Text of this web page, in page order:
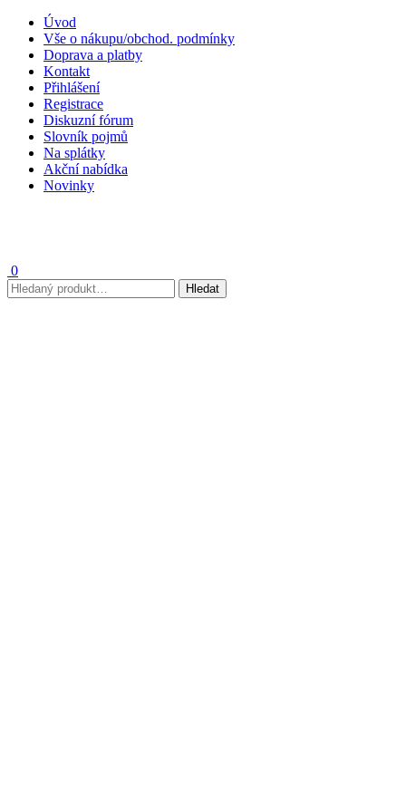
Úvod
Vše o nákupu/obchod. podmínky
Doprava a platby
Kontakt
Přihlášení
Registrace
Diskuzní fórum
Slovník pojmů
Na splátky
Akční nabídka
Novinky
0